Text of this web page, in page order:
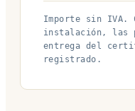
Importe sin IVA.
instalación, las
entrega del
registrado.